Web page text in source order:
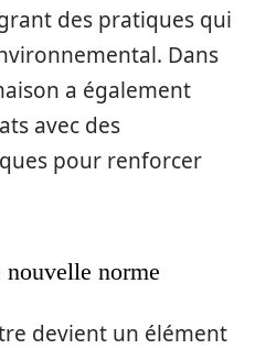
des pratiques qui
Dans
a également
avec des
pour renforcer
norme
devient un élément